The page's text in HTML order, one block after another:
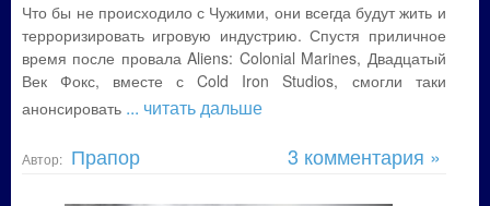
Что бы не происходило с Чужими, они всегда будут жить и
терроризировать игровую индустрию. Спустя приличное
время после провала Aliens: Colonial Marines, Двадцатый
Век Фокс, вместе с Cold Iron Studios, смогли таки
анонсировать ... читать дальше
Автор: Прапор 3 комментария »